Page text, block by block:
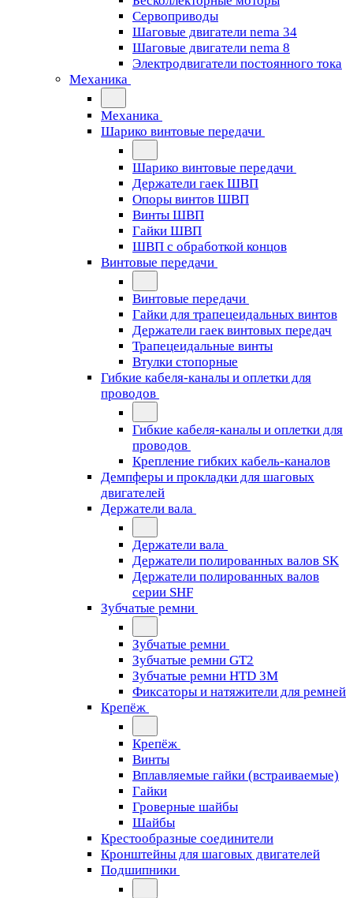
Сервоприводы
Шаговые двигатели nema 34
Шаговые двигатели nema 8
Электродвигатели постоянного тока
Механика
Механика
Шарико винтовые передачи
Шарико винтовые передачи
Держатели гаек ШВП
Опоры винтов ШВП
Винты ШВП
Гайки ШВП
ШВП с обработкой концов
Винтовые передачи
Винтовые передачи
Гайки для трапецеидальных винтов
Держатели гаек винтовых передач
Трапецеидальные винты
Втулки стопорные
Гибкие кабеля-каналы и оплетки для
проводов
Гибкие кабеля-каналы и оплетки для
проводов
Крепление гибких кабель-каналов
Демпферы и прокладки для шаговых
двигателей
Держатели вала
Держатели вала
Держатели полированных валов SK
Держатели полированных валов
серии SHF
Зубчатые ремни
Зубчатые ремни
Зубчатые ремни GT2
Зубчатые ремни HTD 3M
Фиксаторы и натяжители для ремней
Крепёж
Крепёж
Винты
Вплавляемые гайки (встраиваемые)
Гайки
Гроверные шайбы
Шайбы
Крестообразные соединители
Кронштейны для шаговых двигателей
Подшипники